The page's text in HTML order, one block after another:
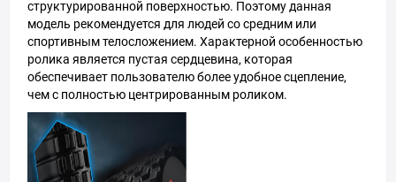
структурированной поверхностью. Поэтому данная
модель рекомендуется для людей со средним или
спортивным телосложением. Характерной особенностью
ролика является пустая сердцевина, которая
обеспечивает пользователю более удобное сцепление,
чем с полностью центрированным роликом.